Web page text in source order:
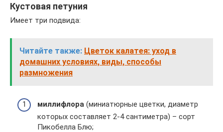
Кустовая петуния
Имеет три подвида:
Читайте также: Цветок калатея: уход в
домашних условиях, виды, способы
размножения
миллифлора (миниатюрные цветки, диаметр
которых составляет 2-4 сантиметра) – сорт
Пикобелла Блю;